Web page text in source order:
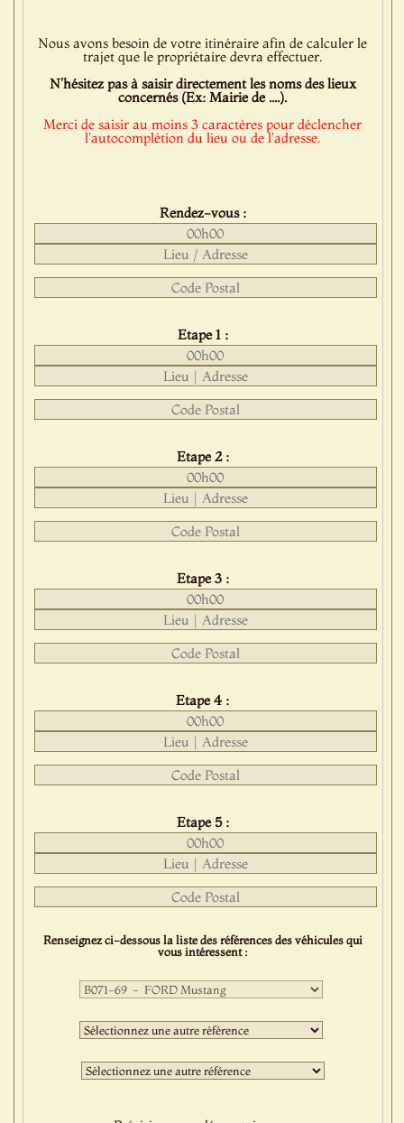
Nous avons besoin de votre itinéraire afin de calculer le
trajet que le propriétaire devra effectuer.
N'hésitez pas à saisir directement les noms des lieux
concernés (Ex: Mairie de ....).
Merci de saisir au moins 3 caractères pour déclencher
l'autocomplétion du lieu ou de l'adresse.
Rendez-vous :
Etape 1 :
Etape 2 :
Etape 3 :
Etape 4 :
Etape 5 :
Renseignez ci-dessous la liste des références des véhicules qui
vous intéressent :
Première
sélection
:Deuxième
sélection
:Troisième
sélection